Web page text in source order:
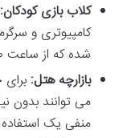
کلاب بازی کودکان:
کامپیوتری و
شده که از ساعت ۱۰ صبح تا ۱۰ شب فعال است.
بازارچه هتل:
می توانند بدون
منفی یک استفاده